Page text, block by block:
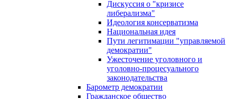
Дискуссия о "кризисе
либерализма"
Идеология консерватизма
Национальная идея
Пути легитимации "управляемой
демократии"
Ужесточение уголовного и
уголовно-процесуального
законодательства
Барометр демократии
Гражданское общество